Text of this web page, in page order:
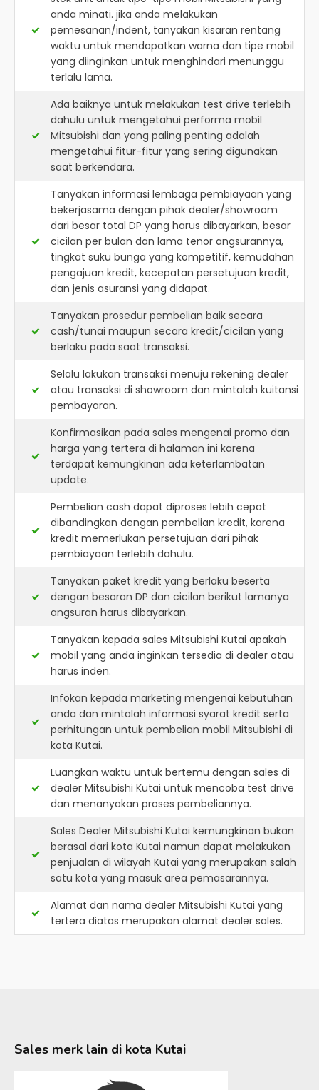
anda minati. jika anda melakukan
pemesanan/indent, tanyakan kisaran rentang
waktu untuk mendapatkan warna dan tipe mobil
yang diinginkan untuk menghindari menunggu
terlalu lama.
Ada baiknya untuk melakukan test drive terlebih
dahulu untuk mengetahui performa mobil
Mitsubishi dan yang paling penting adalah
mengetahui fitur-fitur yang sering digunakan
saat berkendara.
Tanyakan informasi lembaga pembiayaan yang
bekerjasama dengan pihak dealer/showroom
dari besar total DP yang harus dibayarkan, besar
cicilan per bulan dan lama tenor angsurannya,
tingkat suku bunga yang kompetitif, kemudahan
pengajuan kredit, kecepatan persetujuan kredit,
dan jenis asuransi yang didapat.
Tanyakan prosedur pembelian baik secara
cash/tunai maupun secara kredit/cicilan yang
berlaku pada saat transaksi.
Selalu lakukan transaksi menuju rekening dealer
atau transaksi di showroom dan mintalah kuitansi
pembayaran.
Konfirmasikan pada sales mengenai promo dan
harga yang tertera di halaman ini karena
terdapat kemungkinan ada keterlambatan
update.
Pembelian cash dapat diproses lebih cepat
dibandingkan dengan pembelian kredit, karena
kredit memerlukan persetujuan dari pihak
pembiayaan terlebih dahulu.
Tanyakan paket kredit yang berlaku beserta
dengan besaran DP dan cicilan berikut lamanya
angsuran harus dibayarkan.
Tanyakan kepada sales Mitsubishi Kutai apakah
mobil yang anda inginkan tersedia di dealer atau
harus inden.
Infokan kepada marketing mengenai kebutuhan
anda dan mintalah informasi syarat kredit serta
perhitungan untuk pembelian mobil Mitsubishi di
kota Kutai.
Luangkan waktu untuk bertemu dengan sales di
dealer Mitsubishi Kutai untuk mencoba test drive
dan menanyakan proses pembeliannya.
Sales Dealer Mitsubishi Kutai kemungkinan bukan
berasal dari kota Kutai namun dapat melakukan
penjualan di wilayah Kutai yang merupakan salah
satu kota yang masuk area pemasarannya.
Alamat dan nama dealer Mitsubishi Kutai yang
tertera diatas merupakan alamat dealer sales.
Sales merk lain di kota Kutai